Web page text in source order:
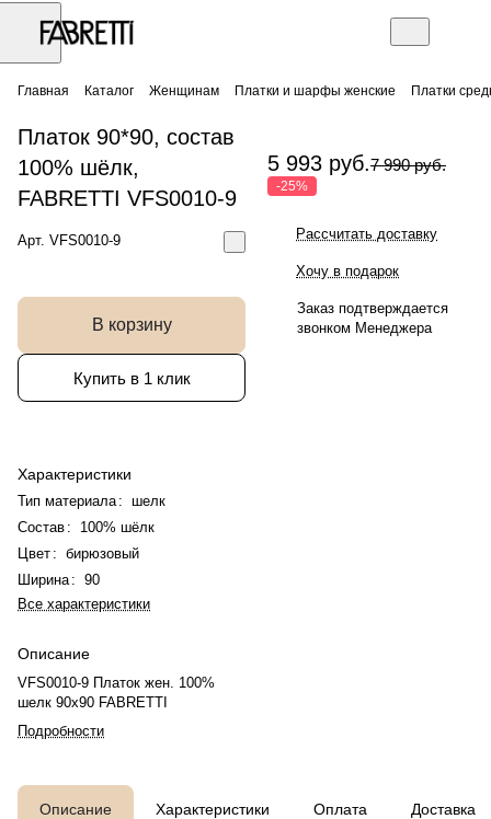
Главная Каталог Женщинам Платки и шарфы женские Платки
Платок 90*90, состав
100% шёлк,
FABRETTI VFS0010-9
Арт. VFS0010-9
В корзину
Купить в 1 клик
Характеристики
Тип материала : шелк
Состав :
100% шёлк
Цвет : бирюзовый
Ширина : 90
Все характеристики
Описание
VFS0010-9 Платок жен. 100%
шелк 90x90 FABRETTI
Подробности
5 993 руб.7 990 руб.
-25%
Рассчитать доставку
Хочу в подарок
Заказ подтверждается
звонком Менеджера
Описание Характеристики Оплата Доставка